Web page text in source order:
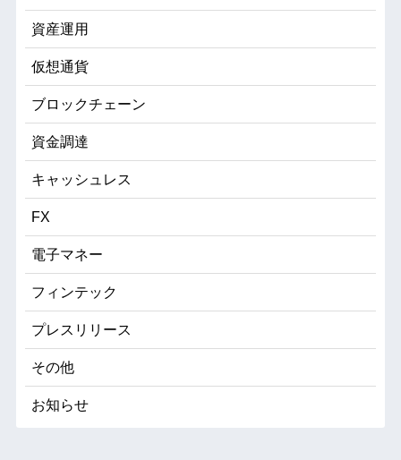
資産運用
仮想通貨
ブロックチェーン
資金調達
キャッシュレス
FX
電子マネー
フィンテック
プレスリリース
その他
お知らせ